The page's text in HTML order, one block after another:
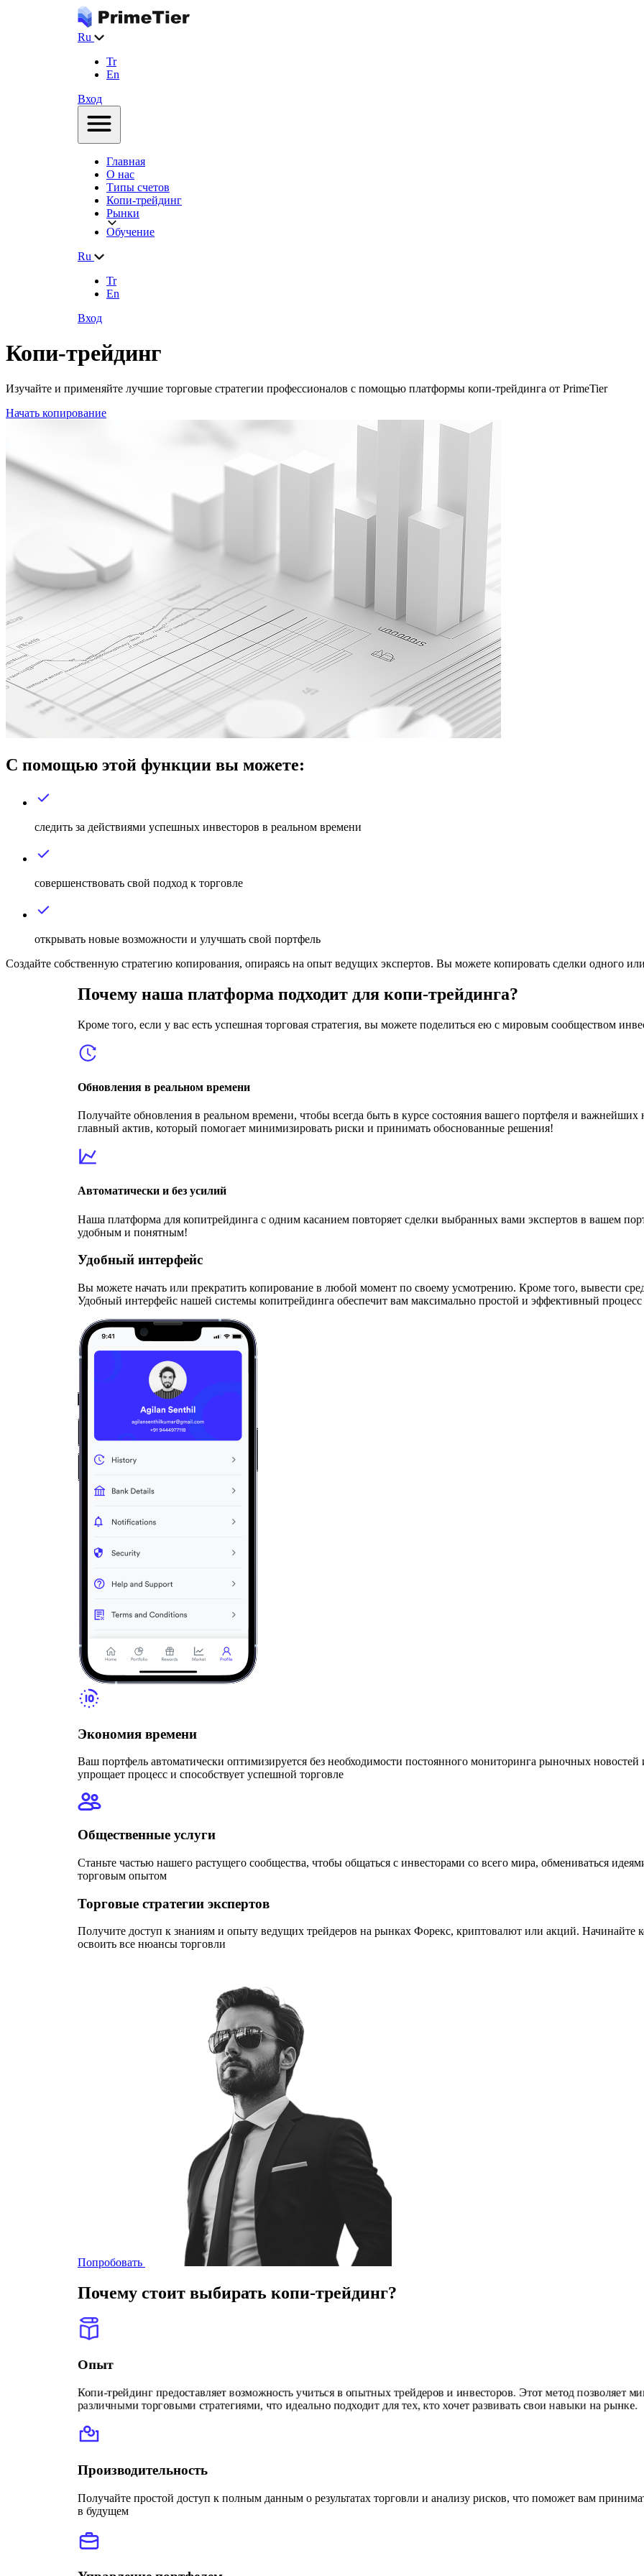
Ru
Tr
En
Вход
Главная
О нас
Типы счетов
Копи-трейдинг
Рынки
Обучение
Ru
Tr
En
Вход
Копи-трейдинг
Изучайте и применяйте лучшие торговые стратегии профессионалов с помощью платформы копи-трейдинга от PrimeTier
Начать копирование
С помощью этой функции вы можете:
следить за действиями успешных инвесторов в реальном времени
совершенствовать свой подход к торговле
открывать новые возможности и улучшать свой портфель
Создайте собственную стратегию копирования, опираясь на опыт ведущих экспертов. Вы можете копировать сделки одного
Почему наша платформа подходит для копи-трейдинга?
Кроме того, если у вас есть успешная торговая стратегия, вы можете поделиться ею с мировым сообществом
Обновления в реальном времени
Получайте обновления в реальном времени, чтобы всегда быть в курсе состояния вашего портфеля и
главный актив, который помогает минимизировать риски и принимать обоснованные решения!
Автоматически и без усилий
Наша платформа для копитрейдинга с одним касанием повторяет сделки выбранных вами экспертов в вашем
удобным и понятным!
Удобный интерфейс
Вы можете начать или прекратить копирование в любой момент по своему усмотрению. Кроме того, вывести
Удобный интерфейс нашей системы копитрейдинга обеспечит вам максимально простой и эффективный
Экономия времени
Ваш портфель автоматически оптимизируется без необходимости постоянного мониторинга рыночных
упрощает процесс и способствует успешной торговле
Общественные услуги
Станьте частью нашего растущего сообщества, чтобы общаться с инвесторами со всего мира, обмениваться
торговым опытом
Торговые стратегии экспертов
Получите доступ к знаниям и опыту ведущих трейдеров на рынках Форекс, криптовалют или акций. Начинайте
освоить все нюансы торговли
Попробовать
Почему стоит выбирать копи-трейдинг?
Опыт
Копи-трейдинг предоставляет возможность учиться в опытных трейдеров и инвесторов. Этот метод позволяет
различными торговыми стратегиями, что идеально подходит для тех, кто хочет развивать свои навыки на рынке.
Производительность
Получайте простой доступ к полным данным о результатах торговли и анализу рисков, что поможет вам
в будущем